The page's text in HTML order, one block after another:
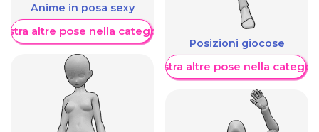
Anime in posa sexy
altre pose nella categoria
Posizioni giocose
Mostra altre pose nella